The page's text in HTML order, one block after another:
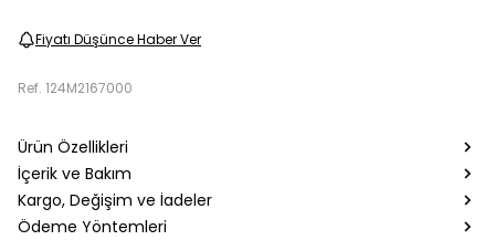
Fiyatı Düşünce Haber Ver
Ref. 124M2167000
Ürün Özellikleri
İçerik ve Bakım
Kargo, Değişim ve İadeler
Ödeme Yöntemleri